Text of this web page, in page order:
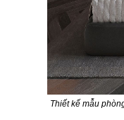
Thiết kế mẫu